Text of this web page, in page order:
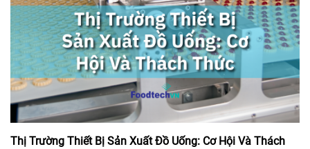
Thị Trường Thiết Bị Sản Xuất Đồ Uống: Cơ Hội Và Thách